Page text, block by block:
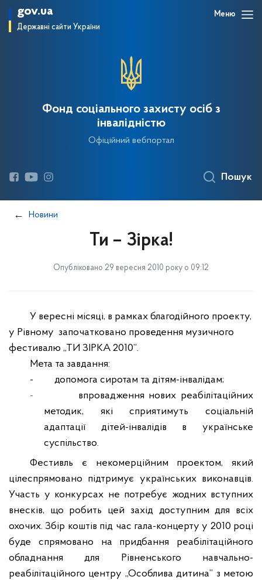
gov.ua
Державні сайти України
Меню
Фонд соціального захисту осіб з
інвалідністю
Офіційний вебпортал
Пошук
Новини
Ти – Зірка!
Опубліковано 29 вересня 2010 року о 09:12
У вересні місяці, в рамках благодійного проекту,
у Рівному започатковано проведення музичного
фестивалю „ТИ ЗІРКА 2010”.
Мета та завдання:
-
допомога сиротам та дітям-інвалідам;
-
впровадження нових реабілітаційних
методик, які сприятимуть соціальній
адаптації дітей-інвалідів в українське
суспільство.
Фестивль є некомерційним проектом, який
цілеспрямовано підтримує українських виконавців.
Участь у конкурсах не потребує жодних вступних
внесків, що робить цей захід доступним для всіх
охочих. Збір коштів під час гала-концерту у 2010 році
буде спрямовано на придбання реабілітаційного
обладнання для Рівненського навчально-
реабілітаційного центру „Особлива дитина” з метою